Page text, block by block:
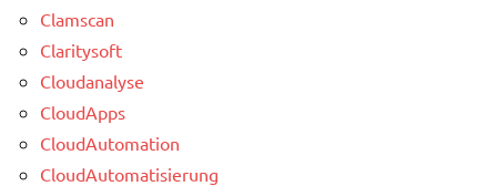
Clamscan
Claritysoft
Cloudanalyse
CloudApps
CloudAutomation
CloudAutomatisierung